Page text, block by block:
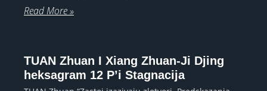
Read More »
TUAN Zhuan I Xiang Zhuan-Ji Djing
heksagram 12 P’i Stagnacija